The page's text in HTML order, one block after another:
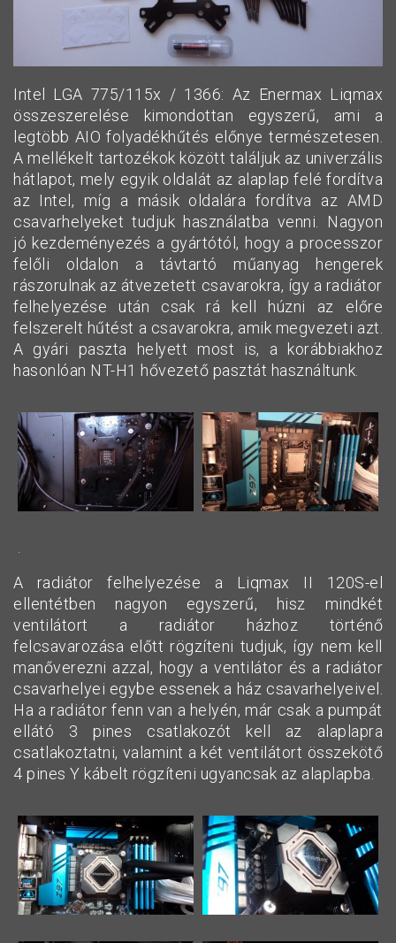
Intel LGA 775/115x / 1366: Az Enermax Liqmax
összeszerelése kimondottan egyszerű, ami a
legtöbb AIO folyadékhűtés előnye természetesen.
A mellékelt tartozékok között találjuk az univerzális
hátlapot, mely egyik oldalát az alaplap felé fordítva
az Intel, míg a másik oldalára fordítva az AMD
csavarhelyeket tudjuk használatba venni. Nagyon
jó kezdeményezés a gyártótól, hogy a processzor
felőli oldalon a távtartó műanyag hengerek
rászorulnak az átvezetett csavarokra, így a radiátor
felhelyezése után csak rá kell húzni az előre
felszerelt hűtést a csavarokra, amik megvezeti azt.
A gyári paszta helyett most is, a korábbiakhoz
hasonlóan NT-H1 hővezető pasztát használtunk.
A radiátor felhelyezése a Liqmax II 120S-el
ellentétben nagyon egyszerű, hisz mindkét
ventilátort a radiátor házhoz történő
felcsavarozása előtt rögzíteni tudjuk, így nem kell
manőverezni azzal, hogy a ventilátor és a radiátor
csavarhelyei egybe essenek a ház csavarhelyeivel.
Ha a radiátor fenn van a helyén, már csak a pumpát
ellátó 3 pines csatlakozót kell az alaplapra
csatlakoztatni, valamint a két ventilátort összekötő
4 pines Y kábelt rögzíteni ugyancsak az alaplapba.